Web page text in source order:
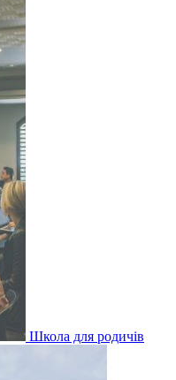
Школа для родичів